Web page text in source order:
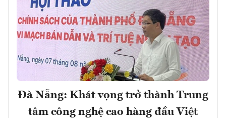
Đà Nẵng: Khát vọng trở thành Trung
tâm công nghệ cao hàng đầu Việt